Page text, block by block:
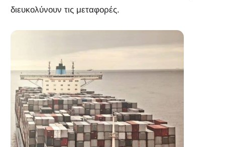
διευκολύνουν τις μεταφορές.